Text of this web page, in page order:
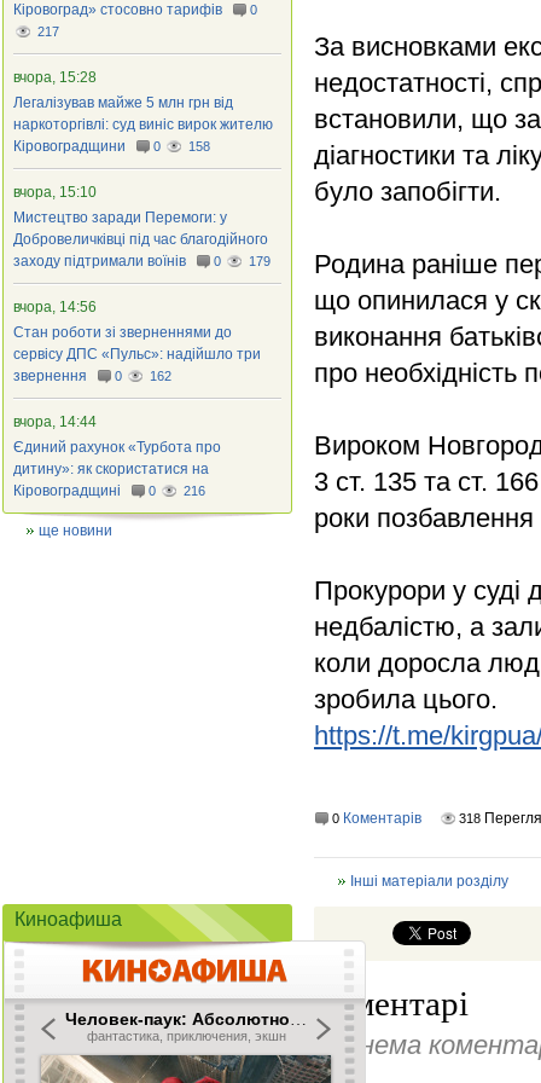
За висновками
недостатності,
встановили, що
діагностики та
було запобігти.
Родина раніше
що опинилася у
виконання
про
Вироком
3 ст. 135 та ст.
роки позбавлення
Прокурори у суді
недбалістю, а
коли доросла
зробила цього.
https://t.me/
0 Коментарів 318
Інші матеріали розділу
Коментарі
Ще нема
Кіровоград» стосовно тарифів
0
217
вчора, 15:28
Легалізував майже 5 млн грн від
наркоторгівлі: суд виніс вирок жителю
Кіровоградщини
0 158
вчора, 15:10
Мистецтво заради Перемоги: у
Добровеличківці під час благодійного
заходу підтримали воїнів
0 179
вчора, 14:56
Стан роботи зі зверненнями до
сервісу ДПС «Пульс»: надійшло три
звернення
0 162
вчора, 14:44
Єдиний рахунок «Турбота про
дитину»: як скористатися на
Кіровоградщині
0 216
ще новини
Киноафиша